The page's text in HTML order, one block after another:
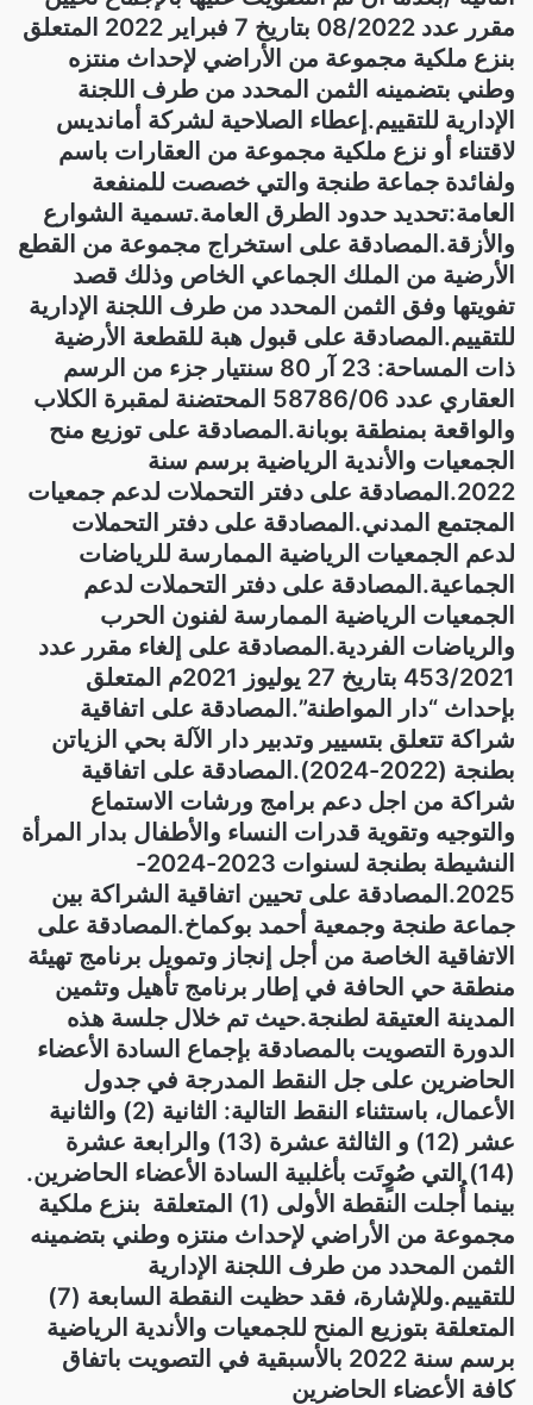
مقرر عدد 08/2022 بتاريخ 7 فبراير 2022 المتعلق
بنزع ملكية مجموعة من الأراضي لإحداث منتزه
وطني بتضمينه الثمن المحدد من طرف اللجنة
الإدارية للتقييم.إعطاء الصلاحية لشركة أمانديس
لاقتناء أو نزع ملكية مجموعة من العقارات باسم
ولفائدة جماعة طنجة والتي خصصت للمنفعة
العامة:تحديد حدود الطرق العامة.تسمية الشوارع
والأزقة.المصادقة على استخراج مجموعة من القطع
الأرضية من الملك الجماعي الخاص وذلك قصد
تفويتها وفق الثمن المحدد من طرف اللجنة الإدارية
للتقييم.المصادقة على قبول هبة للقطعة الأرضية
ذات المساحة: 23 آر 80 سنتيار جزء من الرسم
العقاري عدد 58786/06 المحتضنة لمقبرة الكلاب
والواقعة بمنطقة بوبانة.المصادقة على توزيع منح
الجمعيات والأندية الرياضية برسم سنة
2022.المصادقة على دفتر التحملات لدعم جمعيات
المجتمع المدني.المصادقة على دفتر التحملات
لدعم الجمعيات الرياضية الممارسة للرياضات
الجماعية.المصادقة على دفتر التحملات لدعم
الجمعيات الرياضية الممارسة لفنون الحرب
والرياضات الفردية.المصادقة على إلغاء مقرر عدد
453/2021 بتاريخ 27 يوليوز 2021م المتعلق
بإحداث “دار المواطنة”.المصادقة على اتفاقية
شراكة تتعلق بتسيير وتدبير دار الآلة بحي الزياتن
بطنجة (2022-2024).المصادقة على اتفاقية
شراكة من اجل دعم برامج ورشات الاستماع
والتوجيه وتقوية قدرات النساء والأطفال بدار المرأة
النشيطة بطنجة لسنوات 2023-2024-
2025.المصادقة على تحيين اتفاقية الشراكة بين
جماعة طنجة وجمعية أحمد بوكماخ.المصادقة على
الاتفاقية الخاصة من أجل إنجاز وتمويل برنامج تهيئة
منطقة حي الحافة في إطار برنامج تأهيل وتثمين
المدينة العتيقة لطنجة.حيث تم خلال جلسة هذه
الدورة التصويت بالمصادقة بإجماع السادة الأعضاء
الحاضرين على جل النقط المدرجة في جدول
الأعمال، باستثناء النقط التالية: الثانية (2) والثانية
عشر (12) و الثالثة عشرة (13) والرابعة عشرة
(14) التي صُوٍتَت بأغلبية السادة الأعضاء الحاضرين.
بينما أُجلت النقطة الأولى (1) المتعلقة بنزع ملكية
مجموعة من الأراضي لإحداث منتزه وطني بتضمينه
الثمن المحدد من طرف اللجنة الإدارية
للتقييم.وللإشارة، فقد حظيت النقطة السابعة (7)
المتعلقة بتوزيع المنح للجمعيات والأندية الرياضية
برسم سنة 2022 بالأسبقية في التصويت باتفاق
كافة الأعضاء الحاضرين